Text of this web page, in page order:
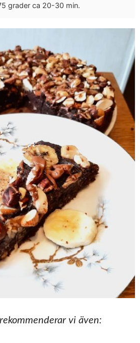
grader ca 20-30 min.
vi även: